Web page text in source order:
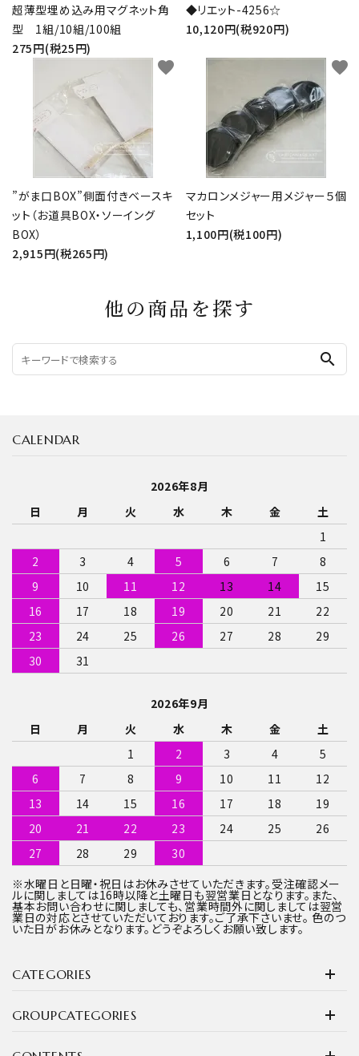
超薄型埋め込み用マグネット角
型 1組/10組/100組
275円(税25円)
◆リエット-4256☆
10,120円(税920円)
”がま口BOX”側面付きベースキ
ット（お道具BOX・ソーイング
BOX）
2,915円(税265円)
favorite
マカロンメジャー用メジャー５個
セット
1,100円(税100円)
favorite
他の商品を探す
search
CATEGORIES
GROUPCATEGORIES
CALENDAR
2026年8月
日
月 火 水 木 金
土
1
2
3 4 5 6 7
8
9
10 11 12 13 14
15
16
17 18 19 20 21
22
23
24 25 26 27 28
29
30
31
2026年9月
日
月 火 水 木 金
土
1
2 3 4
5
6
7 8 9 10 11
12
13
14 15 16 17 18
19
20
21 22 23 24 25
26
27
28 29
30
※水曜日と日曜・祝日はお休みさせていただきます。受注確認メー
ルに関しましては16時以降と土曜日も翌営業日となります。また、
基本お問い合わせに関しましても、営業時間外に関しましては翌営
業日の対応とさせていただいております。ご了承下さいませ。 色のつ
いた日がお休みとなります。どうぞよろしくお願い致します。